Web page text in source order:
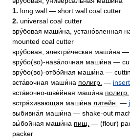
1. long wall — short wall coal cutter
2. universal coal cutter
вру́бовая маши́на, устано́вленная
mounted coal cutter
вру́бовая, электри́ческая маши́на
вру́бо(во)-нава́лочная маши́на —
вру́бо(во)-отбо́йная маши́на —
вста́вочная маши́на полигр. —
вста́вочно-шве́йная маши́на полигр.
встря́хивающая маши́на литейн. —
выбивна́я маши́на — shake-out
вы́бойная маши́на пищ. — (flour)
packer